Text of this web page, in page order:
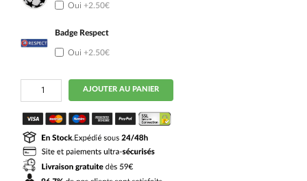
Oui +2.50€
Badge Respect
Oui +2.50€
quantité
1998-
99
Maillot
Retro
Vintage
Juventus
Home
ZIDANE
AJOUTER AU PANIER